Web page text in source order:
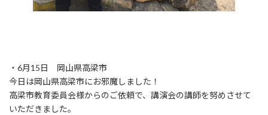
・6月15日 岡山県高梁市
今日は岡山県高梁市にお邪魔しました！
高梁市教育委員会様からのご依頼で、講演会の講師を努めさせて
いただきました。